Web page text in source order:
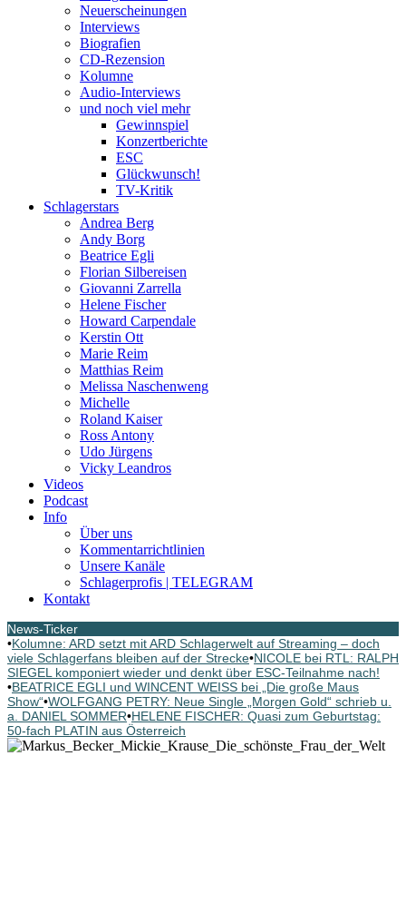
Neuerscheinungen
Interviews
Biografien
CD-Rezension
Kolumne
Audio-Interviews
und noch viel mehr
Gewinnspiel
Konzertberichte
ESC
Glückwunsch!
TV-Kritik
Schlagerstars
Andrea Berg
Andy Borg
Beatrice Egli
Florian Silbereisen
Giovanni Zarrella
Helene Fischer
Howard Carpendale
Kerstin Ott
Marie Reim
Matthias Reim
Melissa Naschenweng
Michelle
Roland Kaiser
Ross Antony
Udo Jürgens
Vicky Leandros
Videos
Podcast
Info
Über uns
Kommentarrichtlinien
Unsere Kanäle
Schlagerprofis | TELEGRAM
Kontakt
News-Ticker
•Kolumne: ARD setzt mit ARD Schlagerwelt auf Streaming – doch
viele Schlagerfans bleiben auf der Strecke•NICOLE bei RTL: RALPH
SIEGEL komponiert wieder und denkt über ESC-Teilnahme nach!
•BEATRICE EGLI und WINCENT WEISS bei „Die große Maus
Show“•WOLFGANG PETRY: Neue Single „Morgen Gold“ schrieb u.
a. DANIEL SOMMER•HELENE FISCHER: Quasi zum Geburtstag:
50-fach PLATIN aus Österreich